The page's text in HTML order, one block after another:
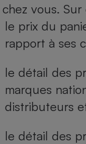
chez vous.
le prix du
rapport à ses
le détail des
marques
distributeurs
le détail des